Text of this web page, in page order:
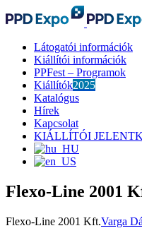
Kihagyás
Látogatói információk
Kiállítói információk
PPFest – Programok
Kiállítók2025
Katalógus
Hírek
Kapcsolat
KIÁLLÍTÓI
Flexo-Line 2001
Flexo-Line 2001 Kft.Varga